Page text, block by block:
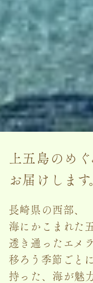
上五島のめ
お届けします
長崎県の西部、
海にかこまれた
透き通ったエメ
移ろう季節ごと
持った、海が魅